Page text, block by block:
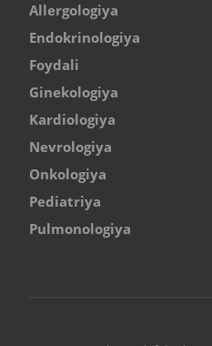
Allergologiya
Endokrinologiya
Foydali
Ginekologiya
Kardiologiya
Nevrologiya
Onkologiya
Pediatriya
Pulmonologiya